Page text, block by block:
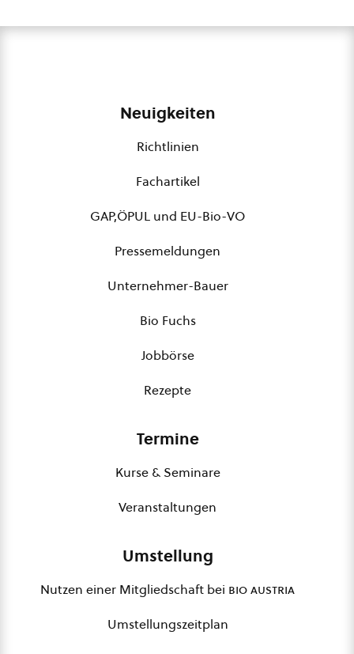
Neuigkeiten
Richtlinien
Fachartikel
GAP,ÖPUL und EU-Bio-VO
Pressemeldungen
Unternehmer-Bauer
Bio Fuchs
Jobbörse
Rezepte
Termine
Kurse & Seminare
Veranstaltungen
Umstellung
Nutzen einer Mitgliedschaft bei bio austria
Umstellungszeitplan